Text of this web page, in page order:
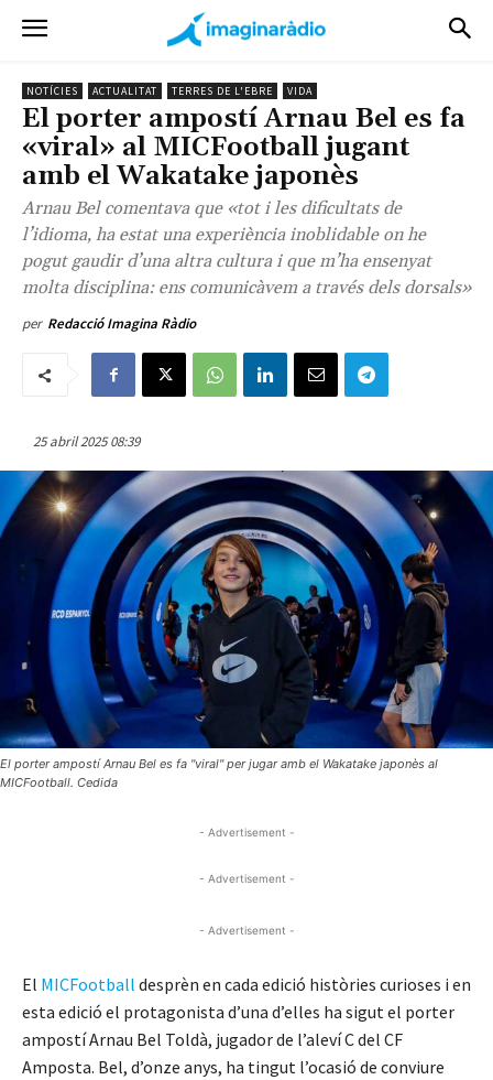
NOTÍCIES ACTUALITAT TERRES DE L'EBRE VIDA
El porter ampostí Arnau Bel es fa
«viral» al MICFootball jugant
amb el Wakatake japonès
Arnau Bel comentava que «tot i les dificultats de
l’idioma, ha estat una experiència inoblidable on he
pogut gaudir d’una altra cultura i que m’ha ensenyat
molta disciplina: ens comunicàvem a través dels dorsals»
per Redacció Imagina Ràdio
25 abril 2025 08:39
El porter ampostí Arnau Bel es fa "viral" per jugar amb el Wakatake japonès al
MICFootball. Cedida
- Advertisement -
- Advertisement -
- Advertisement -
El MICFootball desprèn en cada edició històries curioses i en
esta edició el protagonista d’una d’elles ha sigut el porter
ampostí Arnau Bel Toldà, jugador de l’aleví C del CF
Amposta. Bel, d’onze anys, ha tingut l’ocasió de conviure